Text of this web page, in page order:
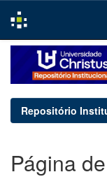
navigation
Repositório
Página